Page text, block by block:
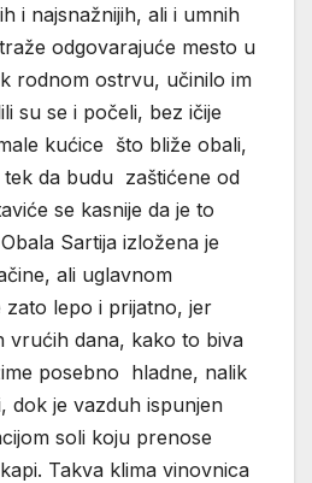
i najsnažnijih, ali i umnih
odgovarajuće mesto u
rodnom ostrvu, učinilo im
su se i počeli, bez ičije
kućice što bliže obali,
tek da budu zaštićene od
se kasnije da je to
Sartija izložena je
ali uglavnom
zato lepo i prijatno, jer
vrućih dana, kako to biva
posebno hladne, nalik
dok je vazduh ispunjen
soli koju prenose
Takva klima vinovnica